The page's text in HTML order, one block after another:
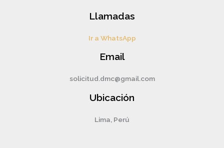
Llamadas
Ir a WhatsApp
Email
solicitud.dmc@gmail.com
Ubicación
Lima, Perú